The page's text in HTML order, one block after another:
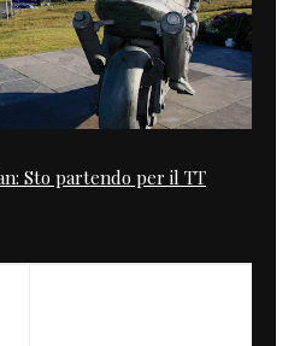
Sto partendo per il TT